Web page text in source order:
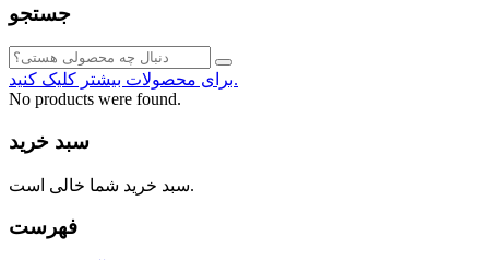
جستجو
برای محصولات بیشتر کلیک کنید.
No products were found.
سبد خرید
سبد خرید شما خالی است.
فهرست